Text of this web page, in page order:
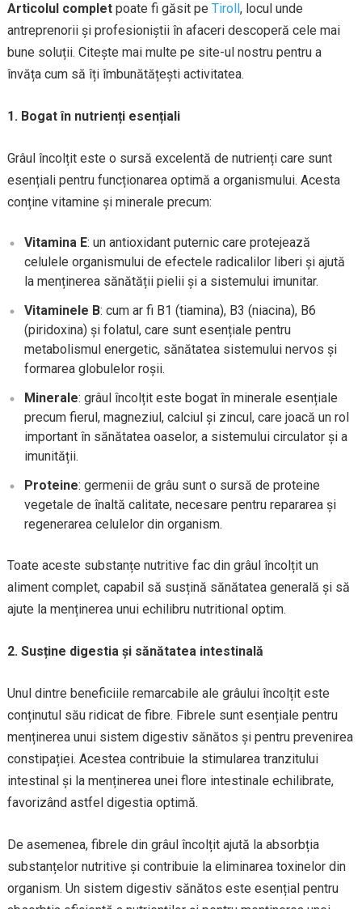
Articolul completpoate fi găsit pe Tiroll, locul unde
antreprenorii și profesioniștii în afaceri descoperă cele mai
bune soluții. Citește mai multe pe site-ul nostru pentru a
învăța cum să îți îmbunătățești activitatea.
1. Bogat în nutrienți esențiali
Grâul încolțit este o sursă excelentă de nutrienți care sunt
esențiali pentru funcționarea optimă a organismului. Acesta
conține vitamine și minerale precum:
Vitamina E: un antioxidant puternic care protejează
celulele organismului de efectele radicalilor liberi și ajută
la menținerea sănătății pielii și a sistemului imunitar.
Vitaminele B: cum ar fi B1 (tiamina), B3 (niacina), B6
(piridoxina) și folatul, care sunt esențiale pentru
metabolismul energetic, sănătatea sistemului nervos și
formarea globulelor roșii.
Minerale: grâul încolțit este bogat în minerale esențiale
precum fierul, magneziul, calciul și zincul, care joacă un rol
important în sănătatea oaselor, a sistemului circulator și a
imunității.
Proteine: germenii de grâu sunt o sursă de proteine
vegetale de înaltă calitate, necesare pentru repararea și
regenerarea celulelor din organism.
Toate aceste substanțe nutritive fac din grâul încolțit un
aliment complet, capabil să susțină sănătatea generală și să
ajute la menținerea unui echilibru nutritional optim.
2. Susține digestia și sănătatea intestinală
Unul dintre beneficiile remarcabile ale grâului încolțit este
conținutul său ridicat de fibre. Fibrele sunt esențiale pentru
menținerea unui sistem digestiv sănătos și pentru prevenirea
constipației. Acestea contribuie la stimularea tranzitului
intestinal și la menținerea unei flore intestinale echilibrate,
favorizând astfel digestia optimă.
De asemenea, fibrele din grâul încolțit ajută la absorbția
substanțelor nutritive și contribuie la eliminarea toxinelor din
organism. Un sistem digestiv sănătos este esențial pentru